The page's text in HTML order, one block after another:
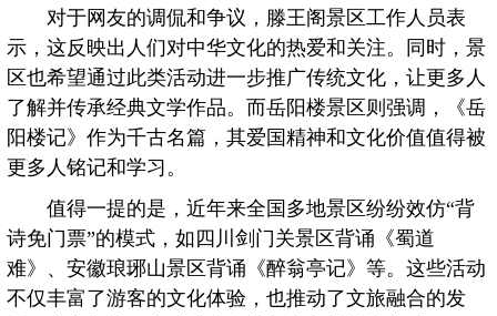
对于网友的调侃和争议，滕王阁景区工作人员表
示，这反映出人们对中华文化的热爱和关注。同时，景
区也希望通过此类活动进一步推广传统文化，让更多人
了解并传承经典文学作品。而岳阳楼景区则强调，《岳
阳楼记》作为千古名篇，其爱国精神和文化价值值得被
更多人铭记和学习。
值得一提的是，近年来全国多地景区纷纷效仿“背
诗免门票”的模式，如四川剑门关景区背诵《蜀道
难》、安徽琅琊山景区背诵《醉翁亭记》等。这些活动
不仅丰富了游客的文化体验，也推动了文旅融合的发